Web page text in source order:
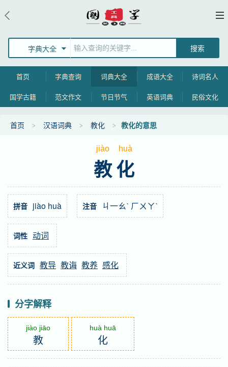
字典大全
首页 字典查询 词典大全 成语大全 诗词名人
国学古籍 范文作文 节日节气 英语词典 民俗文化
首页 汉语词典 教化 教化的意思
jiào huà
教化
拼音 jiào huà 注音 ㄐ一ㄠˋ ㄏㄨㄚˋ
词性 动词
近义词 教导 教诲 教养 感化
分字解释
jiào jiāo
教
huà huā
化